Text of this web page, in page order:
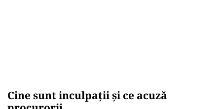
Cine sunt inculpații și ce acuză